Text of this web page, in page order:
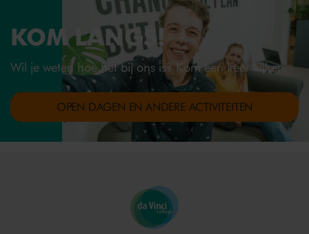
KOM LANGS!
Wil je weten hoe het bij ons is? Kom een keer kijken.
OPEN DAGEN EN ANDERE ACTIVITEITEN